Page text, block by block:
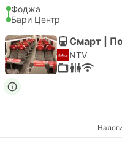
Фоджа
Бари Центр
Смарт |
NTV